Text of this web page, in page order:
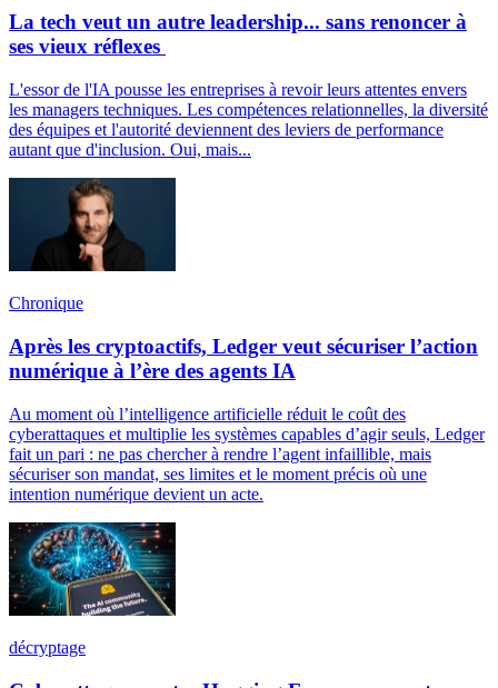
La tech veut un autre leadership... sans renoncer à
ses vieux réflexes
L'essor de l'IA pousse les entreprises à revoir leurs attentes envers
les managers techniques. Les compétences relationnelles, la diversité
des équipes et l'autorité deviennent des leviers de performance
autant que d'inclusion. Oui, mais...
Chronique
Après les cryptoactifs, Ledger veut sécuriser l’action
numérique à l’ère des agents IA
Au moment où l’intelligence artificielle réduit le coût des
cyberattaques et multiplie les systèmes capables d’agir seuls, Ledger
fait un pari : ne pas chercher à rendre l’agent infaillible, mais
sécuriser son mandat, ses limites et le moment précis où une
intention numérique devient un acte.
décryptage